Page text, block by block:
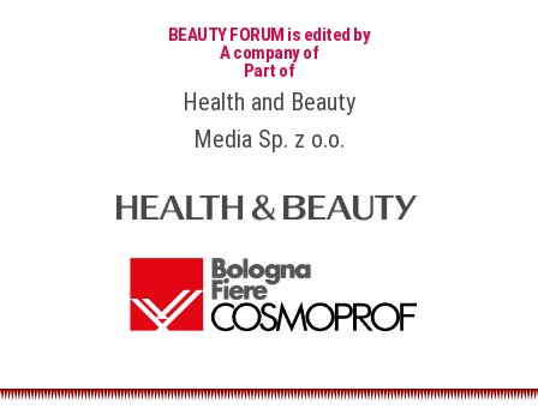
BEAUTY FORUM is edited by
A company of
Part of
Health and Beauty
Media Sp. z o.o.